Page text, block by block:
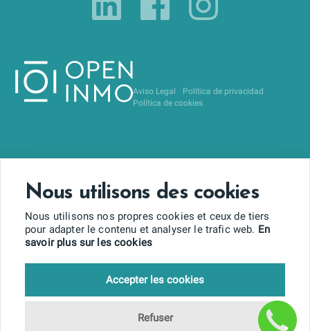
Aviso Legal
Política de privacidad
Política de cookies
Nous utilisons des cookies
Nous utilisons nos propres cookies et ceux de tiers
pour adapter le contenu et analyser le trafic web. En
savoir plus sur les cookies
Accepter les cookies
Refuser